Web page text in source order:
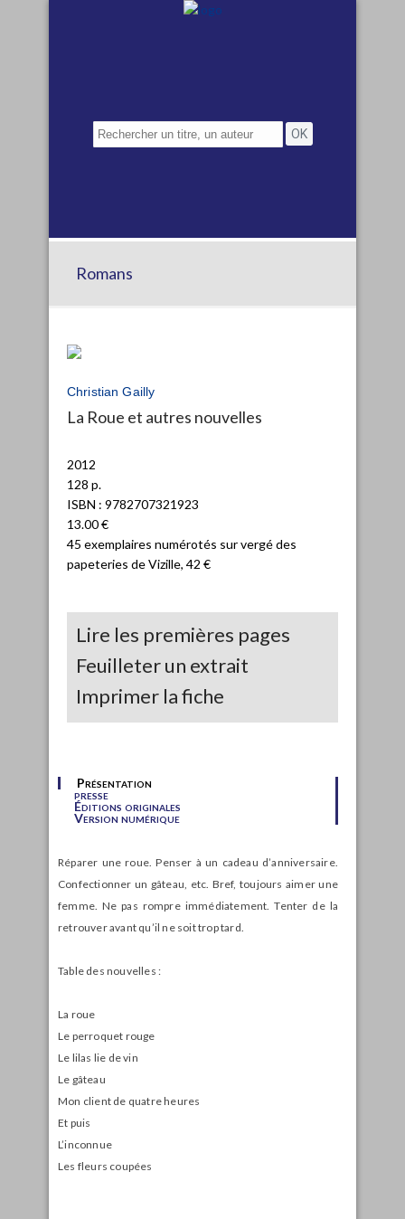
Romans
Christian Gailly
La Roue et autres nouvelles
2012
128 p.
ISBN : 9782707321923
13.00 €
45 exemplaires numérotés sur vergé des
papeteries de Vizille, 42 €
Lire les premières pages
Feuilleter un extrait
Imprimer la fiche
Présentation
presse
Éditions originales
Version numérique
Réparer une roue. Penser à un cadeau d’anniversaire.
Confectionner un gâteau, etc. Bref, toujours aimer une
femme. Ne pas rompre immédiatement. Tenter de la
retrouver avant qu’il ne soit trop tard.
Table des nouvelles :
La roue
Le perroquet rouge
Le lilas lie de vin
Le gâteau
Mon client de quatre heures
Et puis
L’inconnue
Les fleurs coupées